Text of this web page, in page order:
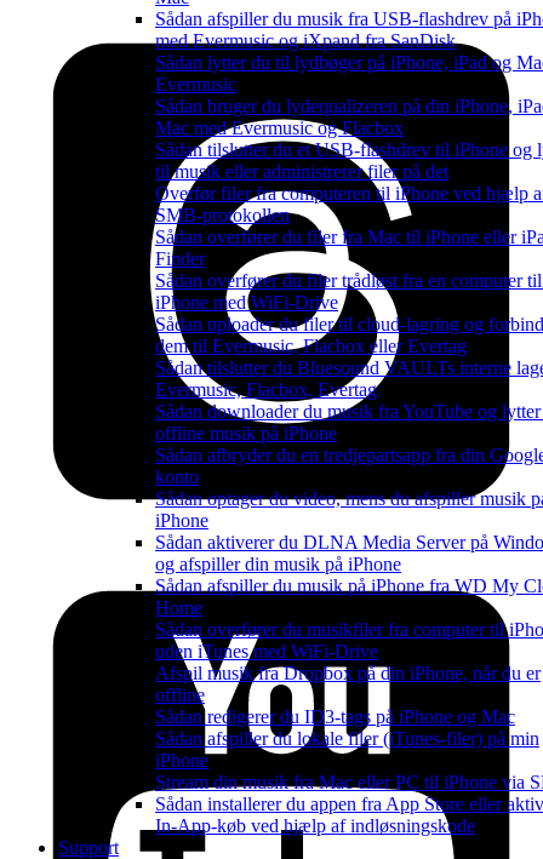
Sådan afspiller du musik fra USB-flashdrev på
med Evermusic og iXpand fra SanDisk
Sådan lytter du til lydbøger på iPhone, iPad og
Evermusic
Sådan bruger du lydequalizeren på din iPhone,
Mac med Evermusic og Flacbox
Sådan tilslutter du et USB-flashdrev til iPhone og
til musik eller administrerer filer på det
Overfør filer fra computeren til iPhone ved hjælp
SMB-protokollen
Sådan overfører du filer fra Mac til iPhone eller
Finder
Sådan overfører du filer trådløst fra en computer
iPhone med WiFi-Drive
Sådan uploader du filer til cloud-lagring og
dem til Evermusic, Flacbox eller Evertag
Sådan tilslutter du Bluesound VAULTs interne
Evermusic, Flacbox, Evertag
Sådan downloader du musik fra YouTube og
offline musik på iPhone
Sådan afbryder du en tredjepartsapp fra din
konto
Sådan optager du video, mens du afspiller musik
iPhone
Sådan aktiverer du DLNA Media Server på
og afspiller din musik på iPhone
Sådan afspiller du musik på iPhone fra WD My
Home
Sådan overfører du musikfiler fra computer til
uden iTunes med WiFi-Drive
Afspil musik fra Dropbox på din iPhone, når du er
offline
Sådan redigerer du ID3-tags på iPhone og Mac
Sådan afspiller du lokale filer (iTunes-filer) på min
iPhone
Stream din musik fra Mac eller PC til iPhone via
Sådan installerer du appen fra App Store eller
In-App-køb ved hjælp af indløsningskode
Support